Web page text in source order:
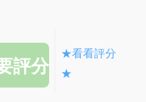
★看看評分
★